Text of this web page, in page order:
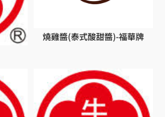
燒雞醬(泰式酸甜醬)-福華牌